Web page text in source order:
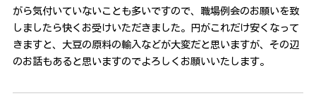
がら気付いていないことも多いですので、職場例会のお願いを致
しましたら快くお受けいただきました。円がこれだけ安くなって
きますと、大豆の原料の輸入などが大変だと思いますが、その辺
のお話もあると思いますのでよろしくお願いいたします。